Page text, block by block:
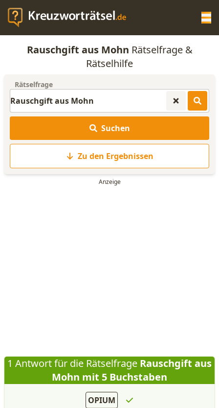
KREUZWORTRÄTSEL-HILFE
ANAGRAMM-GENERATOR
WORTLISTE
Rauschgift aus Mohn Rätselfrage &
Rätselhilfe
Rätselfrage
Suchen
Zu den Ergebnissen
1 Antwort für die Rätselfrage Rauschgift aus
Mohn mit 5 Buchstaben
OPIUM